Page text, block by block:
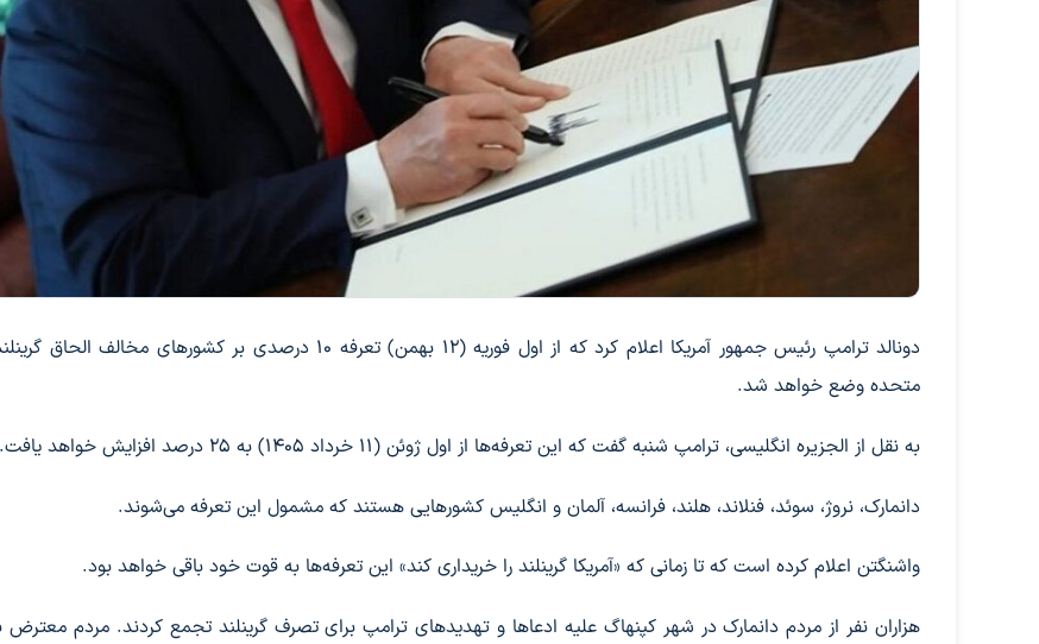
دونالد ترامپ رئیس جمهور آمریکا اعلام کرد که از اول فوریه (۱۲ بهمن) تعرفه ۱۰ درصدی بر کشورهای
متحده وضع خواهد شد.
به نقل از الجزیره انگلیسی، ترامپ شنبه گفت که این تعرفه‌ها از اول ژوئن (۱۱ خرداد ۱۴۰۵) به ۲۵ درصد افزایش خواهد یافت.
دانمارک، نروژ، سوئد، فنلاند، هلند، فرانسه، آلمان و انگلیس کشورهایی هستند که مشمول این تعرفه می‌شوند.
واشنگتن اعلام کرده است که تا زمانی که «آمریکا گرینلند را خریداری کند» این تعرفه‌ها به قوت خود باقی خواهد بود.
هزاران نفر از مردم دانمارک در شهر کپنهاگ علیه ادعاها و تهدیدهای ترامپ برای تصرف گرینلند تجمع کردند. مردم